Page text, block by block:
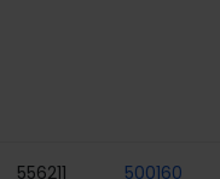
556211 500160